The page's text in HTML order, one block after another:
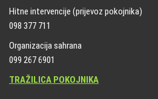
Hitne intervencije (prijevoz pokojnika)
098 377 711
Organizacija sahrana
099 267 6901
TRAŽILICA POKOJNIKA